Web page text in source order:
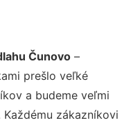
Čunovo –
prešlo veľké
a budeme veľmi
zákazníkovi